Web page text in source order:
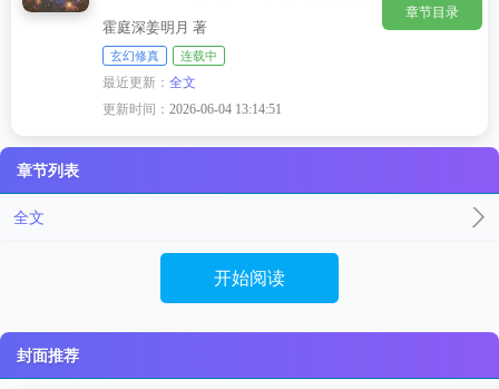
霍庭深姜明月 著
玄幻修真 连载中
最近更新：全文
更新时间：2026-06-04 13:14:51
章节目录
章节列表
全文
开始阅读
封面推荐